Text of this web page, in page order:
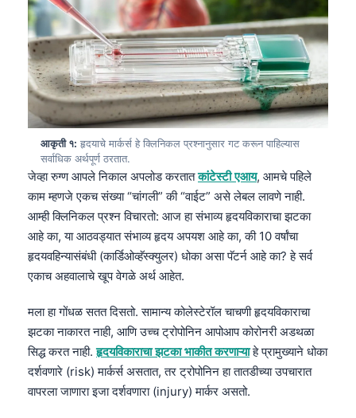
आकृती १: हृदयाचे मार्कर्स हे क्लिनिकल प्रश्नानुसार गट करून पाहिल्यास
सर्वाधिक अर्थपूर्ण ठरतात.
जेव्हा रुग्ण आपले निकाल अपलोड करतातकांटेस्टी एआय, आमचे पहिले
काम म्हणजे एकच संख्या “चांगली” की “वाईट” असे लेबल लावणे नाही.
आम्ही क्लिनिकल प्रश्न विचारतो: आज हा संभाव्य हृदयविकाराचा झटका
आहे का, या आठवड्यात संभाव्य हृदय अपयश आहे का, की 10 वर्षांचा
हृदयवहिन्यासंबंधी (कार्डिओव्हॅस्क्युलर) धोका असा पॅटर्न आहे का? हे सर्व
एकाच अहवालाचे खूप वेगळे अर्थ आहेत.
मला हा गोंधळ सतत दिसतो. सामान्य कोलेस्टेरॉल चाचणी हृदयविकाराचा
झटका नाकारत नाही, आणि उच्च ट्रोपोनिन आपोआप कोरोनरी अडथळा
सिद्ध करत नाही.हृदयविकाराचा झटका भाकीत करणाऱ्याहे प्रामुख्याने धोका
दर्शवणारे (risk) मार्कर्स असतात, तर ट्रोपोनिन हा तातडीच्या उपचारात
वापरला जाणारा इजा दर्शवणारा (injury) मार्कर असतो.